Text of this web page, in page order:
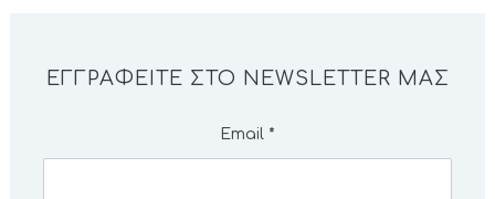
ΕΓΓΡΑΦΕΊΤΕ ΣΤΟ NEWSLETTER ΜΑΣ
Email *